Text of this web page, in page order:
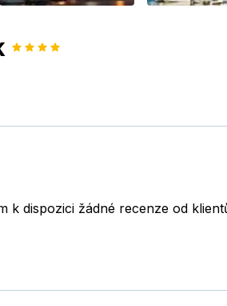
k dispozici žádné recenze od